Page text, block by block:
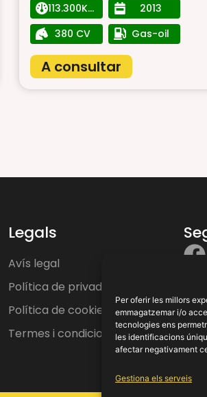
Per oferir les millors
emmagatzemar i/o
tecnologies ens
les identificacions
afectar negativament
Gestiona els serveis
113.300Km
2013
380 CV
Gas-oil
A consultar
Legals
Avís legal
Política de privadesa
Política de cookies
Termes i condicions